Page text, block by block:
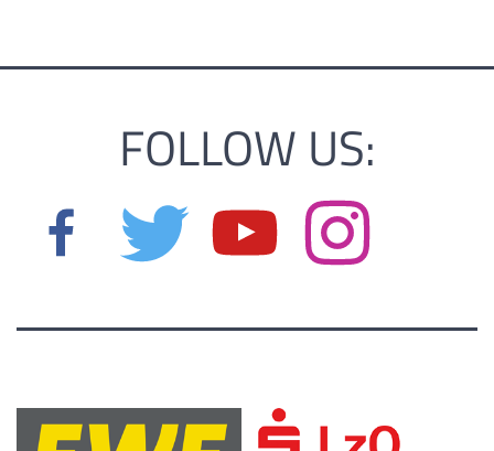
FOLLOW US: